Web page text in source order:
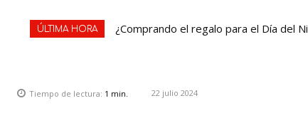
ÚLTIMA HORA ¿Comprando el regalo para el Día del
Tiempo de lectura: 1 min. 22 julio 2024